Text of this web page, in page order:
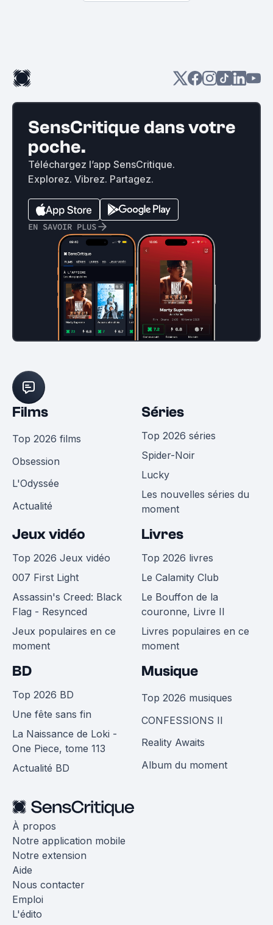
SensCritique dans votre
poche.
Téléchargez l’app SensCritique.
Explorez. Vibrez. Partagez.
EN SAVOIR PLUS
Films
Top 2026 films
Obsession
L'Odyssée
Actualité
Séries
Top 2026 séries
Spider-Noir
Lucky
Les nouvelles séries du
moment
Jeux vidéo
Top 2026 Jeux vidéo
007 First Light
Assassin's Creed: Black
Flag - Resynced
Jeux populaires en ce
moment
Livres
Top 2026 livres
Le Calamity Club
Le Bouffon de la
couronne, Livre II
Livres populaires en ce
moment
BD
Top 2026 BD
Une fête sans fin
La Naissance de Loki -
One Piece, tome 113
Actualité BD
Musique
Top 2026 musiques
CONFESSIONS II
Reality Awaits
Album du moment
À propos
Notre application mobile
Notre extension
Aide
Nous contacter
Emploi
L'édito